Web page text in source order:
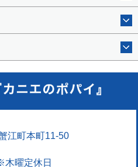
江町本町11-50
曜定休日